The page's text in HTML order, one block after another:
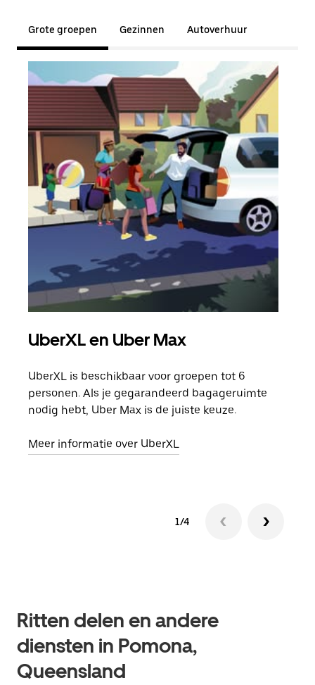
Grote groepen Gezinnen Autoverhuur
UberXL en Uber Max
UberXL is beschikbaar voor groepen tot 6
personen. Als je gegarandeerd bagageruimte
nodig hebt, Uber Max is de juiste keuze.
Meer informatie over UberXL
1/4
Ritten delen en andere
diensten in Pomona,
Queensland